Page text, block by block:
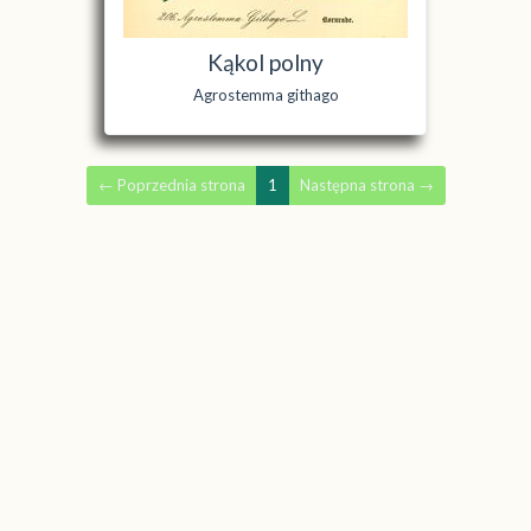
Kąkol polny
Agrostemma githago
← Poprzednia strona 1 Następna strona →